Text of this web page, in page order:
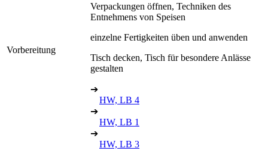
Vorbereitung
Verpackungen öffnen, Techniken des
Entnehmens von Speisen
einzelne Fertigkeiten üben und anwenden
Tisch decken, Tisch für besondere Anlässe
gestalten
➔
HW, LB 4
➔
HW, LB 1
➔
HW, LB 3